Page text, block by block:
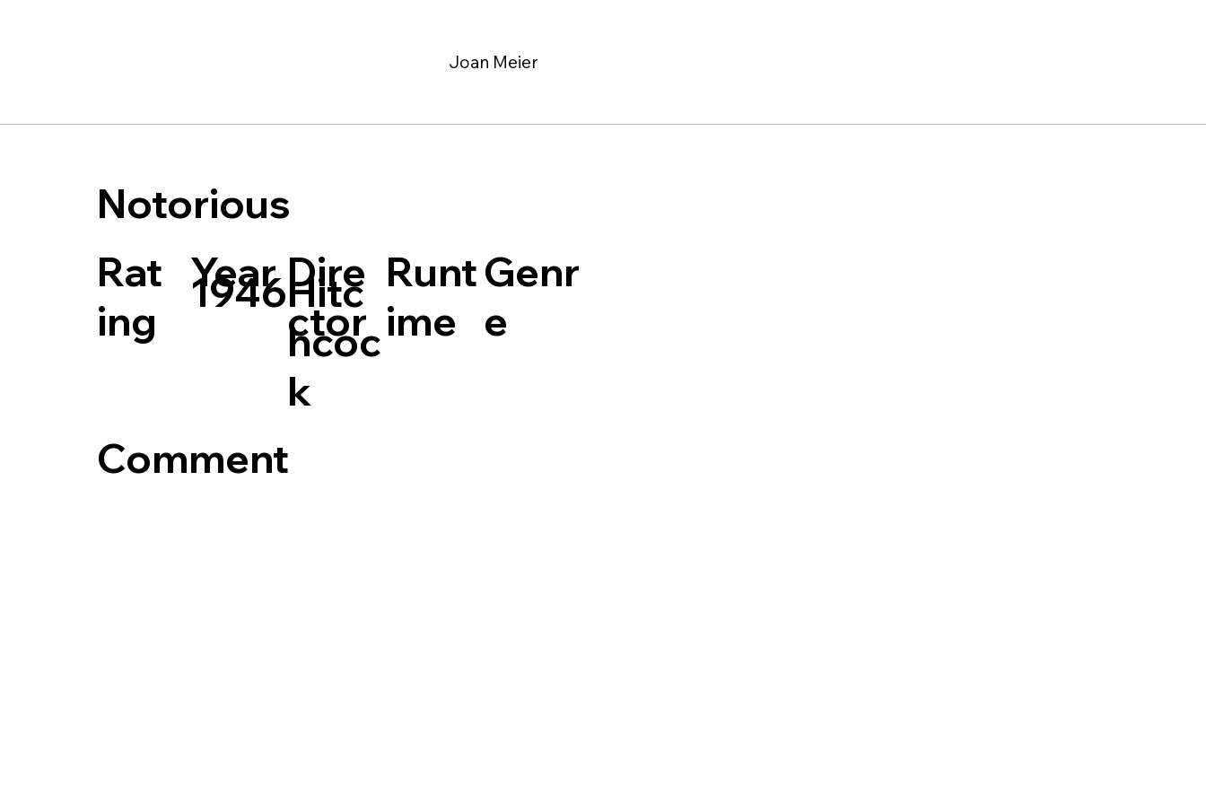
Joan Meier
Notorious
Year Dire
ctor
Runt
ime
Genr
e
1946 Hitc
hcoc
k
Rat
ing
Comment